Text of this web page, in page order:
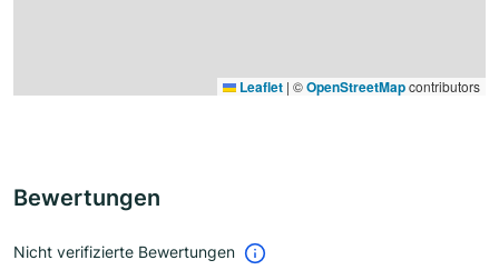
Leaflet | ©OpenStreetMapcontributors
Bewertungen
Nicht verifizierte Bewertungen